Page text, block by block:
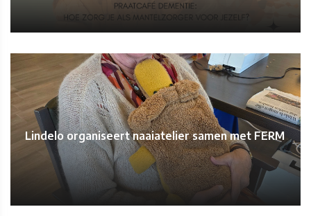
Lindelo organiseert naaiatelier samen met FERM